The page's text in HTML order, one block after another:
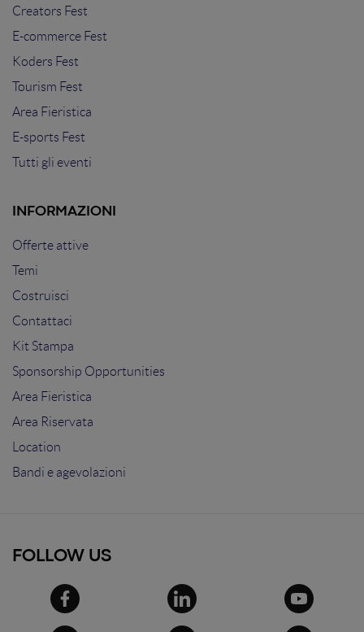
Creators Fest
E-commerce Fest
Koders Fest
Tourism Fest
Area Fieristica
E-sports Fest
Tutti gli eventi
INFORMAZIONI
Offerte attive
Temi
Costruisci
Contattaci
Kit Stampa
Sponsorship Opportunities
Area Fieristica
Area Riservata
Location
Bandi e agevolazioni
FOLLOW US